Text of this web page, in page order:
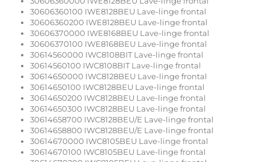
30606360100 IWE8128BEU Lave-linge frontal
30606360200 IWE8128BEU Lave-linge frontal
30606370000 IWE8168BEU Lave-linge frontal
30606370100 IWE8168BEU Lave-linge frontal
30614560000 IWC8108BIT Lave-linge frontal
30614560100 IWC8108BIT Lave-linge frontal
30614650000 IWC8128BEU Lave-linge frontal
30614650100 IWC8128BEU Lave-linge frontal
30614650200 IWC8128BEU Lave-linge frontal
30614650300 IWC8128BEU Lave-linge frontal
30614658700 IWC8128BEU/E Lave-linge frontal
30614658800 IWC8128BEU/E Lave-linge frontal
30614670000 IWC8105BEU Lave-linge frontal
30614670100 IWC8105BEU Lave-linge frontal